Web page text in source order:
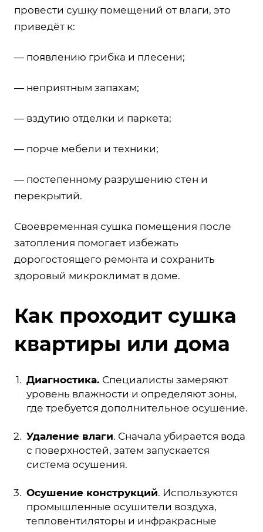
провести сушку помещений от влаги, это
приведёт к:
— появлению грибка и плесени;
— неприятным запахам;
— вздутию отделки и паркета;
— порче мебели и техники;
— постепенному разрушению стен и
перекрытий.
Своевременная сушка помещения после
затопления помогает избежать
дорогостоящего ремонта и сохранить
здоровый микроклимат в доме.
Как проходит сушка
квартиры или дома
Диагностика. Специалисты замеряют
уровень влажности и определяют зоны,
где требуется дополнительное осушение.
Удаление влаги. Сначала убирается вода
с поверхностей, затем запускается
система осушения.
Осушение конструкций. Используются
промышленные осушители воздуха,
тепловентиляторы и инфракрасные